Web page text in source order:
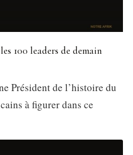
100 leaders de demain
Président de l’histoire du
à figurer dans ce